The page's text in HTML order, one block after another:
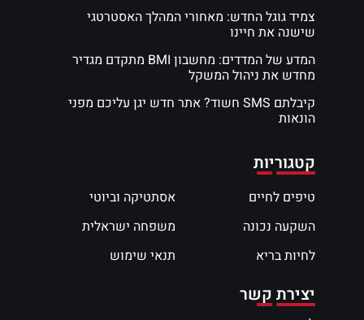
צמיד גוגל החדש: מאחורי המהלך האסטרטגי
שישנה את חיינו
המדע של המדדים: מחשבון BMI מתקדם מגדיר
מחדש את ניהול המשקל
קיבלתם SMS חשוד? אתר חדש יגן עליכם מפני
הונאות
קטגוריות
טיפים לחיים
השקעה נכונה
לחיות בריא
אסתטיקה וביוטי
משפחה ישראלית
תנאי שימוש
יצירת קשר